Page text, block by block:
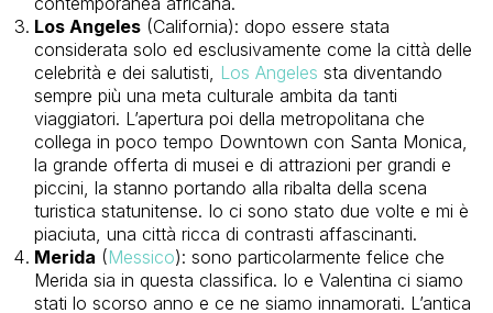
Los Angeles (California): dopo essere stata
considerata solo ed esclusivamente come la città delle
celebrità e dei salutisti, Los Angeles sta diventando
sempre più una meta culturale ambita da tanti
viaggiatori. L’apertura poi della metropolitana che
collega in poco tempo Downtown con Santa Monica,
la grande offerta di musei e di attrazioni per grandi e
piccini, la stanno portando alla ribalta della scena
turistica statunitense. Io ci sono stato due volte e mi è
piaciuta, una città ricca di contrasti affascinanti.
Merida (Messico): sono particolarmente felice che
Merida sia in questa classifica. Io e Valentina ci siamo
stati lo scorso anno e ce ne siamo innamorati. L’antica